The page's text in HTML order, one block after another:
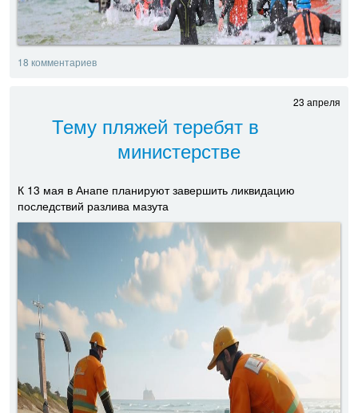
18 комментариев
23 апреля
Тему пляжей теребят в
министерстве
К 13 мая в Анапе планируют завершить ликвидацию
последствий разлива мазута